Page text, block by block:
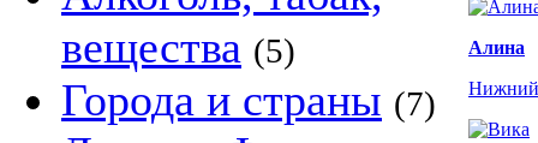
вещества (5)
Города и страны (7)
Алина
Нижний